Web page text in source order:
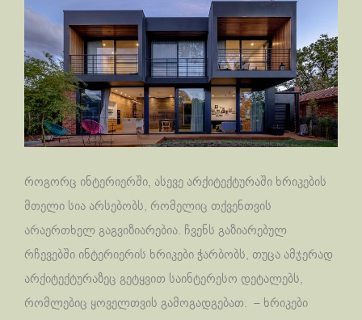
როგორც ინტერიერში, ასევე არქიტექტურაში ხრიკების
მთელი სია არსებობს, რომელიც თქვენთვის
არაერთხელ გაგვიზიარებია. ჩვენს გაზიარებულ
რჩევებში ინტერიერის ხრიკები ჭარბობს, თუცა ამჯერად
არქიტექტურაზეც გეტყვით საინტერესო დეტალებს,
რომლებიც ყოველთვის გამოგადგებათ. – ხრიკები